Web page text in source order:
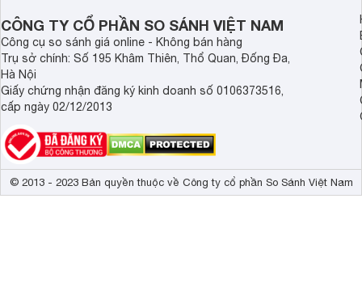
CÔNG TY CỔ PHẦN SO SÁNH VIỆT NAM
Công cụ so sánh giá online - Không bán hàng
Trụ sở chính: Số 195 Khâm Thiên, Thổ Quan, Đống Đa,
Hà Nội
Giấy chứng nhận đăng ký kinh doanh số 0106373516,
cấp ngày 02/12/2013
© 2013 - 2023 Bản quyền thuộc về Công ty cổ phần So Sánh Việt Nam